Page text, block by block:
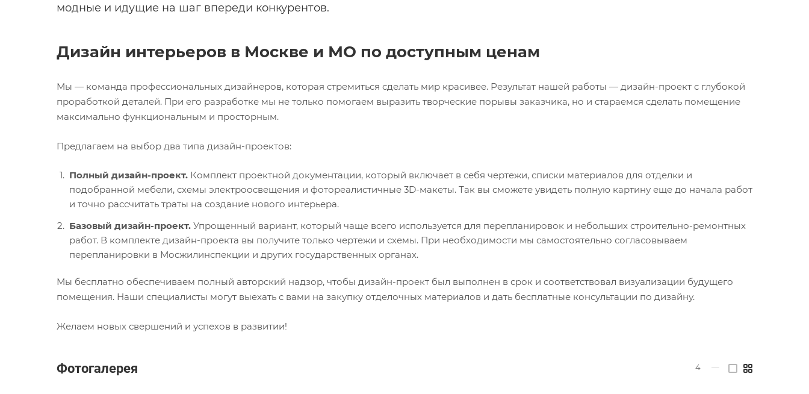
модные и идущие на шаг впереди конкурентов.
Дизайн интерьеров в Москве и МО по доступным ценам
Мы — команда профессиональных дизайнеров, которая стремиться сделать мир красивее. Результат нашей работы — дизайн-проект с глубокой
проработкой деталей. При его разработке мы не только помогаем выразить творческие порывы заказчика, но и стараемся сделать помещение
максимально функциональным и просторным.
Предлагаем на выбор два типа дизайн-проектов:
Полный дизайн-проект. Комплект проектной документации, который включает в себя чертежи, списки материалов для отделки и
подобранной мебели, схемы электроосвещения и фотореалистичные 3D-макеты. Так вы сможете увидеть полную картину еще до начала работ
и точно рассчитать траты на создание нового интерьера.
Базовый дизайн-проект. Упрощенный вариант, который чаще всего используется для перепланировок и небольших строительно-ремонтных
работ. В комплекте дизайн-проекта вы получите только чертежи и схемы. При необходимости мы самостоятельно согласовываем
перепланировки в Мосжилинспекции и других государственных органах.
Мы бесплатно обеспечиваем полный авторский надзор, чтобы дизайн-проект был выполнен в срок и соответствовал визуализации будущего
помещения. Наши специалисты могут выехать с вами на закупку отделочных материалов и дать бесплатные консультации по дизайну.
Желаем новых свершений и успехов в развитии!
Фотогалерея 4 —